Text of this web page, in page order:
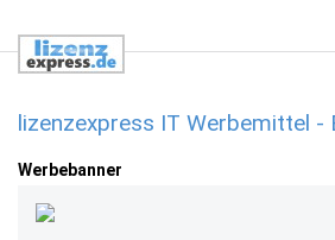
lizenzexpress IT Werbemittel -
Werbebanner